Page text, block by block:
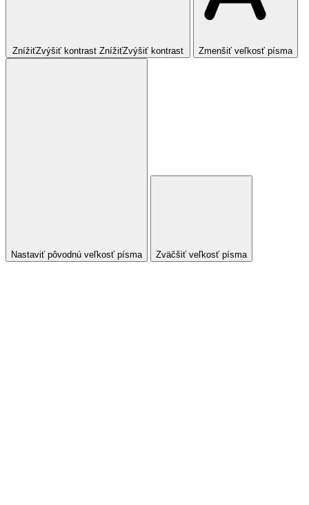
ZnížiťZvýšiť kontrast ZnížiťZvýšiť kontrast Zmenšiť veľkosť písma
Nastaviť pôvodnú veľkosť písma Zväčšiť veľkosť písma